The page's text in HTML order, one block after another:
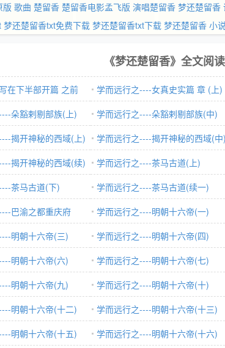
版 歌曲 楚留香 楚留香电影孟飞版 演唱楚留香 梦还楚留香
梦还楚留香txt免费下载 梦还楚留香txt下载 梦还楚留香 小
《梦还楚留香》全文阅读
在下半部开篇 之前 学而远行之----女真史实篇 章 (上)
朵豁剌剔部族(上)
学而远行之----朵豁剌剔部族(中)
揭开神秘的西域(上)
学而远行之----揭开神秘的西域(中)
揭开神秘的西域(续)
学而远行之----茶马古道(上)
茶马古道(下)
学而远行之----茶马古道(续一)
巴渝之都重庆府
学而远行之----明朝十六帝(一)
明朝十六帝(三)
学而远行之----明朝十六帝(四)
明朝十六帝(六)
学而远行之----明朝十六帝(七)
明朝十六帝(九)
学而远行之----明朝十六帝(十)
明朝十六帝(十二)
学而远行之----明朝十六帝(十三)
明朝十六帝(十五)
学而远行之----明朝十六帝(十六)